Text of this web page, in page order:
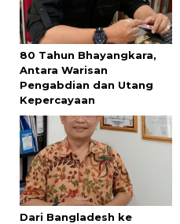
80 Tahun Bhayangkara,
Antara Warisan
Pengabdian dan Utang
Kepercayaan
Dari Bangladesh ke